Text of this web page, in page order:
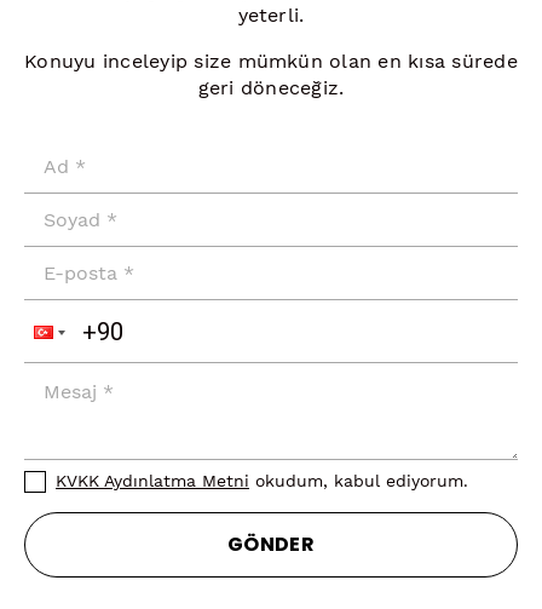
yeterli.
Konuyu inceleyip size mümkün olan en kısa sürede
geri döneceğiz.
KVKK Aydınlatma Metni okudum, kabul ediyorum.
GÖNDER